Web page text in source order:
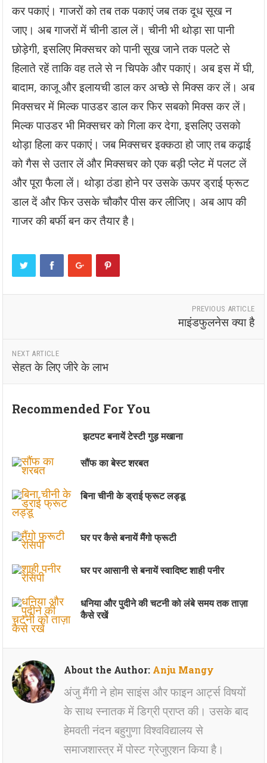
कर पकाएं। गाजरों को तब तक पकाएं जब तक दूध सूख न
जाए। अब गाजरों में चीनी डाल लें। चीनी भी थोड़ा सा पानी
छोड़ेगी, इसलिए मिक्सचर को पानी सूख जाने तक पलटे से
हिलाते रहें ताकि वह तले से न चिपके और पकाएं। अब इस में घी,
बादाम, काजू और इलायची डाल कर अच्छे से मिक्स कर लें। अब
मिक्सचर में मिल्क पाउडर डाल कर फिर सबको मिक्स कर लें।
मिल्क पाउडर भी मिक्सचर को गिला कर देगा, इसलिए उसको
थोड़ा हिला कर पकाएं। जब मिक्सचर इक्कठा हो जाए तब कढ़ाई
को गैस से उतार लें और मिक्सचर को एक बड़ी प्लेट में पलट लें
और पूरा फैला लें। थोड़ा ठंडा होने पर उसके ऊपर ड्राई फ्रूट
डाल दें और फिर उसके चौकौर पीस कर लीजिए। अब आप की
गाजर की बर्फी बन कर तैयार है।
PREVIOUS ARTICLE
माइंडफुलनेस क्या है
NEXT ARTICLE
सेहत के लिए जीरे के लाभ
Recommended For You
झटपट बनायें टेस्टी गुड़ मखाना
सौंफ का बेस्ट शरबत
बिना चीनी के ड्राई फ्रूट लड्डू
घर पर कैसे बनायें मैंगो फ्रूटी
घर पर आसानी से बनायें स्वादिष्ट शाही पनीर
धनिया और पुदीने की चटनी को लंबे समय तक ताज़ा
कैसे रखें
About the Author: Anju Mangy
अंजु मैंगी ने होम साइंस और फाइन आर्ट्स विषयों
के साथ स्नातक में डिग्री प्राप्त की। उसके बाद
हेमवती नंदन बहुगुणा विश्वविद्यालय से
समाजशास्त्र में पोस्ट ग्रेजुएशन किया है।